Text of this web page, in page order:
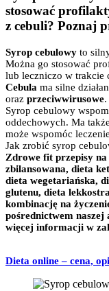
stosować
z cebuli? Poznaj
Syrop cebulowy to
Można go stosować
lub leczniczo w trakcie
Cebula ma silne
oraz przeciwwirusowe.
Syrop cebulowy
oddechowych. Ma
może wspomóc
Jak zrobić syrop
Zdrowe fit przepisy na
zbilansowana, dieta
dieta wegetariańska,
glutenu, dieta
kombinację na
pośrednictwem
więcej informacji w
Dieta online – cena,